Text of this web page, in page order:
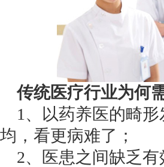
传统医疗行业为何
1、以药养医的畸形
均，看更病难了；
2、医患之间缺乏有
获得产品报价方案
1万个想法不如1次的方案落地
扫码添加[商务总监]沟通方案
扫码沟通